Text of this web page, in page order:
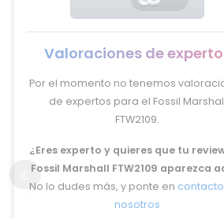
Valoraciones de
Por el momento no tenemos
de expertos para el Fossil
FTW2109.
¿Eres experto y quieres que tu
Fossil Marshall FTW2109 aparezca
No lo dudes más, y ponte en
nosotros